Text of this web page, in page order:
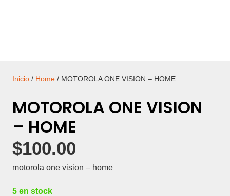
Inicio / Home / MOTOROLA ONE VISION – HOME
MOTOROLA ONE VISION
– HOME
$100.00
motorola one vision – home
5 en stock